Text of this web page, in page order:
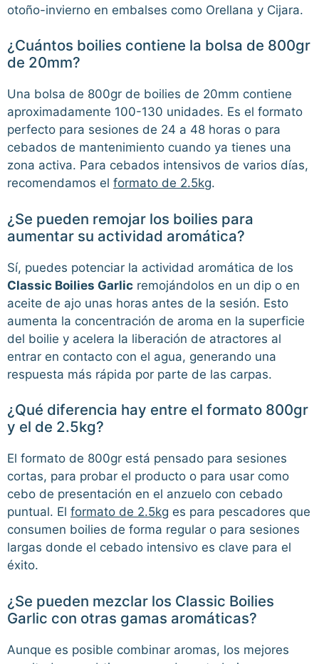
otoño-invierno en embalses como Orellana y Cijara.
¿Cuántos boilies contiene la bolsa de 800gr
de 20mm?
Una bolsa de 800gr de boilies de 20mm contiene
aproximadamente 100-130 unidades. Es el formato
perfecto para sesiones de 24 a 48 horas o para
cebados de mantenimiento cuando ya tienes una
zona activa. Para cebados intensivos de varios días,
recomendamos el formato de 2.5kg.
¿Se pueden remojar los boilies para
aumentar su actividad aromática?
Sí, puedes potenciar la actividad aromática de los
Classic Boilies Garlic remojándolos en un dip o en
aceite de ajo unas horas antes de la sesión. Esto
aumenta la concentración de aroma en la superficie
del boilie y acelera la liberación de atractores al
entrar en contacto con el agua, generando una
respuesta más rápida por parte de las carpas.
¿Qué diferencia hay entre el formato 800gr
y el de 2.5kg?
El formato de 800gr está pensado para sesiones
cortas, para probar el producto o para usar como
cebo de presentación en el anzuelo con cebado
puntual. El formato de 2.5kg es para pescadores que
consumen boilies de forma regular o para sesiones
largas donde el cebado intensivo es clave para el
éxito.
¿Se pueden mezclar los Classic Boilies
Garlic con otras gamas aromáticas?
Aunque es posible combinar aromas, los mejores